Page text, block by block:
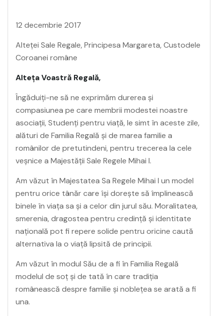
12 decembrie 2017
Alteței Sale Regale, Principesa Margareta, Custodele
Coroanei române
Alteța Voastră Regală,
Îngăduiți-ne să ne exprimăm durerea și
compasiunea pe care membrii modestei noastre
asociații, Studenți pentru viață, le simt în aceste zile,
alături de Familia Regală și de marea familie a
românilor de pretutindeni, pentru trecerea la cele
veșnice a Majestății Sale Regele Mihai I.
Am văzut în Majestatea Sa Regele Mihai I un model
pentru orice tânăr care își dorește să împlinească
binele în viața sa și a celor din jurul său. Moralitatea,
smerenia, dragostea pentru credință și identitate
națională pot fi repere solide pentru oricine caută
alternativa la o viață lipsită de principii.
Am văzut în modul Său de a fi în Familia Regală
modelul de soț și de tată în care tradiția
românească despre familie și noblețea se arată a fi
una.